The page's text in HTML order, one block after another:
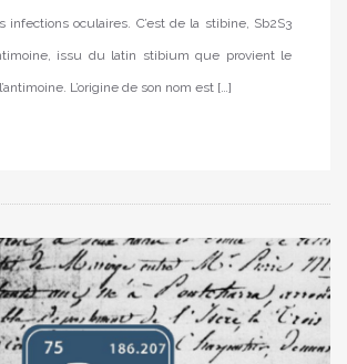
infections oculaires. C’est de la stibine, Sb2S3
issu du latin stibium que provient le
L’origine de son nom est […]